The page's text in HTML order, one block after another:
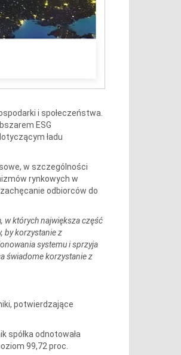
i społeczeństwa.
ESG
ładu
w szczególności
rynkowych w
odbiorców do
w których największa część
by korzystanie z
systemu i sprzyja
świadome korzystanie z
potwierdzające
spółka odnotowała
99,72 proc.